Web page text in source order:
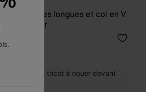
à manches longues et col en V
cœur